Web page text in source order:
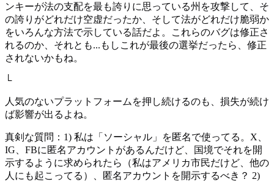
ンキーが法の支配を最も誇りに思っている州を攻撃して、そ
の誇りがどれだけ空虚だったか、そして法がどれだけ脆弱か
をいろんな方法で示している話だよ。これらのバグは修正さ
れるのか、それとも...もしこれが最後の選挙だったら、修正
されないかもね。
└
人気のないプラットフォームを押し続けるのも、損失が続け
ば影響が出るよね。
真剣な質問：1) 私は「ソーシャル」を匿名で使ってる。X、
IG、FBに匿名アカウントがあるんだけど、国境でそれを開
示するように求められたら（私はアメリカ市民だけど、他の
人にも起こってる）、匿名アカウントを開示するべき？ 2)